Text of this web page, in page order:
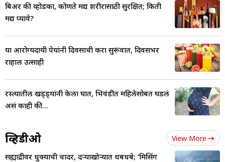
बिअर की व्होडका, कोणते मद्य शरीरासाठी सुरक्षित; किती
मद्य प्यावे?
या आरोग्यदायी पेयांनी दिवसाची करा सुरूवात, दिवसभर
राहाल उत्साही
रस्त्यातील खड्ड्यांनी केला घात, भिवंडीत महिलेसोबत घडलं
असं काही की...
व्हिडीओ View More
सह्याद्रीवर धुक्याची चादर, दऱ्याखोऱ्यात धबधबे; ‘मिसिंग